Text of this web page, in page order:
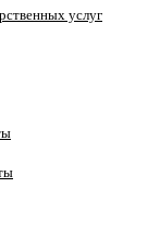
услуг